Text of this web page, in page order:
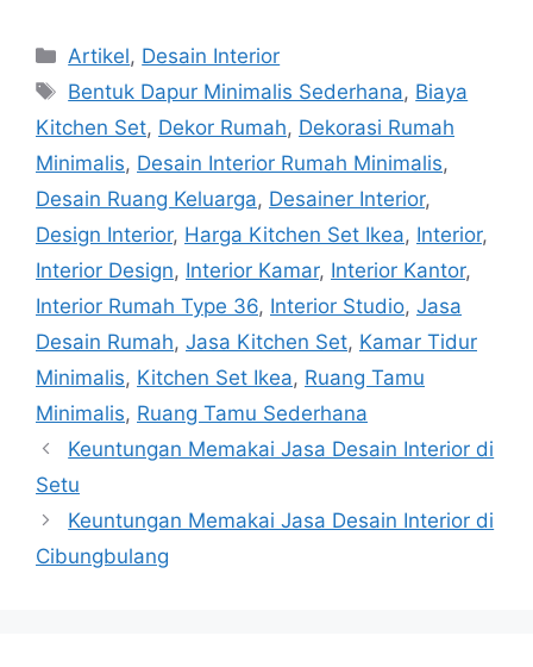
Artikel, Desain Interior
Bentuk Dapur Minimalis Sederhana, Biaya
Kitchen Set, Dekor Rumah, Dekorasi Rumah
Minimalis, Desain Interior Rumah Minimalis,
Desain Ruang Keluarga, Desainer Interior,
Design Interior, Harga Kitchen Set Ikea, Interior,
Interior Design, Interior Kamar, Interior Kantor,
Interior Rumah Type 36, Interior Studio, Jasa
Desain Rumah, Jasa Kitchen Set, Kamar Tidur
Minimalis, Kitchen Set Ikea, Ruang Tamu
Minimalis, Ruang Tamu Sederhana
Keuntungan Memakai Jasa Desain Interior di
Setu
Keuntungan Memakai Jasa Desain Interior di
Cibungbulang